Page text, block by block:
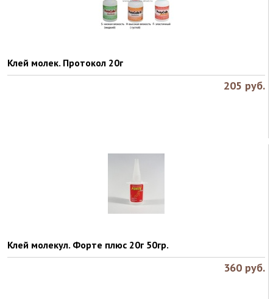
Клей молек. Протокол 20г
205 руб.
Клей молекул. Форте плюс 20г 50гр.
360 руб.